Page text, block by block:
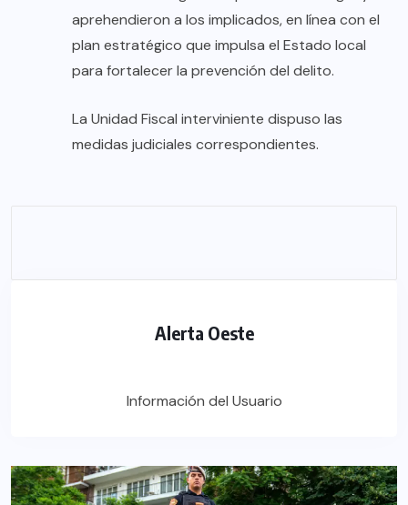
aprehendieron a los implicados, en línea con el
plan estratégico que impulsa el Estado local
para fortalecer la prevención del delito.
La Unidad Fiscal interviniente dispuso las
medidas judiciales correspondientes.
Alerta Oeste
Información del Usuario